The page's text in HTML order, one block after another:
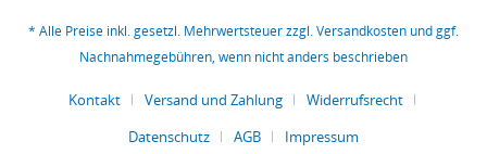
* Alle Preise inkl. gesetzl. Mehrwertsteuer zzgl.Versandkosten und ggf.
Nachnahmegebühren, wenn nicht anders beschrieben
Kontakt Versand und Zahlung
Widerrufsrecht
Datenschutz
AGB Impressum